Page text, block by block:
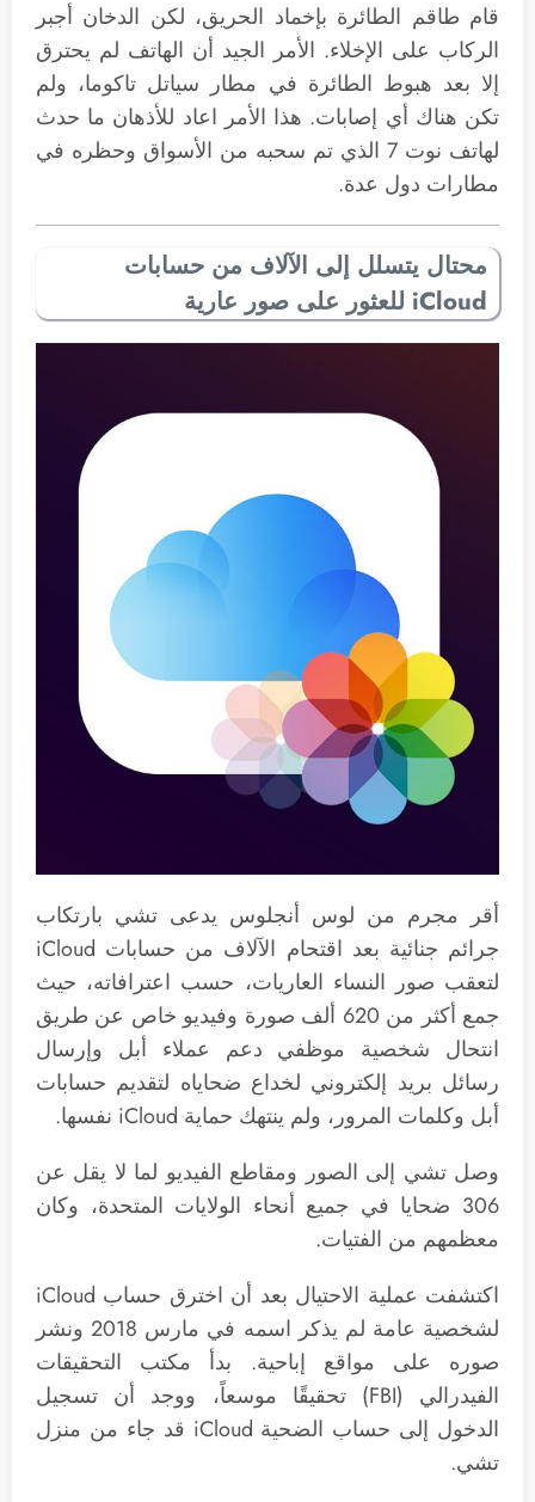
قام طاقم الطائرة بإخماد الحريق، لكن الدخان أجبر
الركاب على الإخلاء. الأمر الجيد أن الهاتف لم يحترق
إلا بعد هبوط الطائرة في مطار سياتل تاكوما، ولم
تكن هناك أي إصابات. هذا الأمر اعاد للأذهان ما حدث
لهاتف نوت 7 الذي تم سحبه من الأسواق وحظره في
مطارات دول عدة.
محتال يتسلل إلى الآلاف من حسابات
iCloud للعثور على صور عارية
أقر مجرم من لوس أنجلوس يدعى تشي بارتكاب
جرائم جنائية بعد اقتحام الآلاف من حسابات iCloud
لتعقب صور النساء العاريات، حسب اعترافاته، حيث
جمع أكثر من 620 ألف صورة وفيديو خاص عن طريق
انتحال شخصية موظفي دعم عملاء أبل وإرسال
رسائل بريد إلكتروني لخداع ضحاياه لتقديم حسابات
أبل وكلمات المرور، ولم ينتهك حماية iCloud نفسها.
وصل تشي إلى الصور ومقاطع الفيديو لما لا يقل عن
306 ضحايا في جميع أنحاء الولايات المتحدة، وكان
معظمهم من الفتيات.
لشخصية عامة لم يذكر اسمه في مارس 2018 ونشر
صوره على مواقع إباحية. بدأ مكتب التحقيقات
الفيدرالي (FBI) تحقيقًا موسعاً، ووجد أن تسجيل
الدخول إلى حساب الضحية ‌iCloud‌ قد جاء من منزل
تشي.